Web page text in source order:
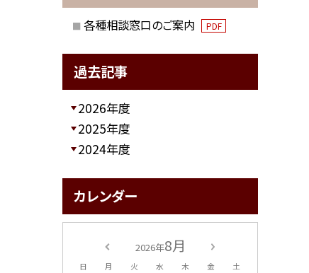
各種相談窓口のご案内 PDF
過去記事
2026年度
2025年度
2024年度
カレンダー
2026年8月
日 月 火 水 木 金 土